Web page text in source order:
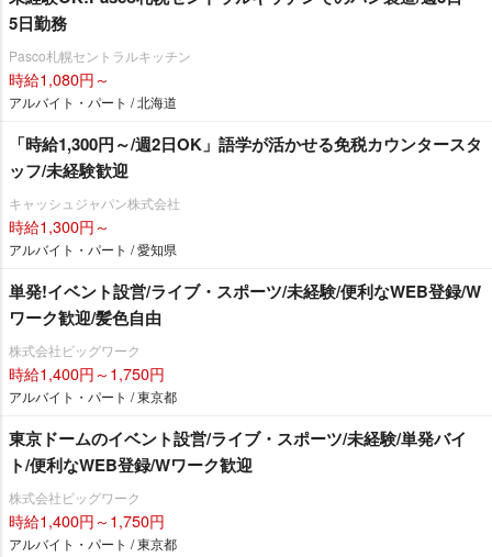
5日勤務
Pasco札幌セントラルキッチン
時給1,080円～
アルバイト・パート / 北海道
「時給1,300円～/週2日OK」語学が活かせる免税カウンタースタ
ッフ/未経験歓迎
キャッシュジャパン株式会社
時給1,300円～
アルバイト・パート / 愛知県
単発!イベント設営/ライブ・スポーツ/未経験/便利なWEB登録/W
ワーク歓迎/髪色自由
株式会社ビッグワーク
時給1,400円～1,750円
アルバイト・パート / 東京都
東京ドームのイベント設営/ライブ・スポーツ/未経験/単発バイ
ト/便利なWEB登録/Wワーク歓迎
株式会社ビッグワーク
時給1,400円～1,750円
アルバイト・パート / 東京都